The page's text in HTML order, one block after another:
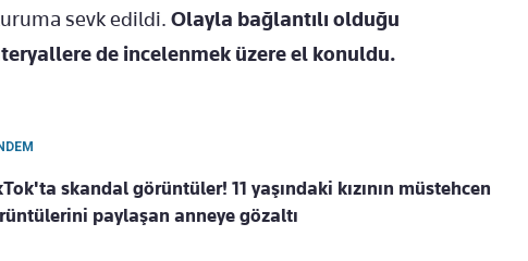
sevk edildi. Olayla bağlantılı olduğu
de incelenmek üzere el konuldu.
skandal görüntüler! 11 yaşındaki kızının müstehcen
paylaşan anneye gözaltı